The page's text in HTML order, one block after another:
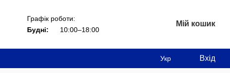
Графік роботи:
Будні:
10:00–18:00
Мій кошик
Укр Вхід